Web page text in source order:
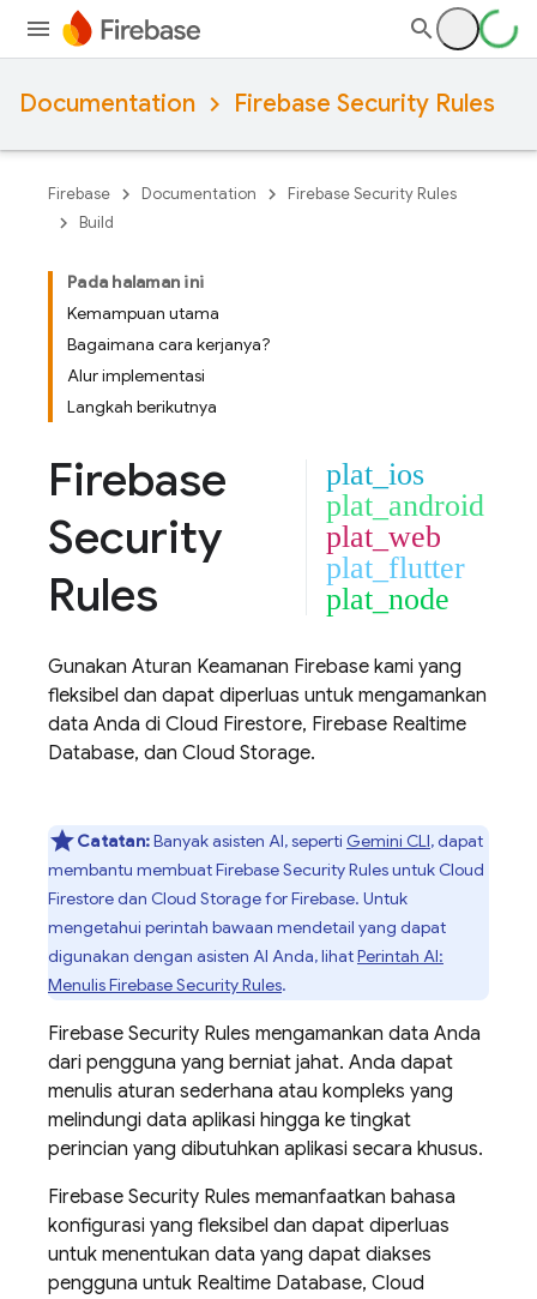
Documentation Firebase Security Rules
Firebase Documentation
Firebase Security Rules
Build
Pada halaman ini
Kemampuan utama
Bagaimana cara kerjanya?
Alur implementasi
Langkah berikutnya
Firebase
Security
Rules
plat_ios
plat_android
plat_web
plat_flutter
plat_node
Gunakan Aturan Keamanan Firebase kami yang
fleksibel dan dapat diperluas untuk mengamankan
data Anda di Cloud Firestore, Firebase Realtime
Database, dan Cloud Storage.
Catatan:Banyak asisten AI, seperti Gemini CLI, dapat
membantu membuatFirebase Security Rulesuntuk Cloud
Firestoredan Cloud Storage for Firebase. Untuk
mengetahui perintah bawaan mendetail yang dapat
digunakan dengan asisten AI Anda, lihatPerintah AI:
MenulisFirebase Security Rules.
Firebase Security Rules mengamankan data Anda
dari pengguna yang berniat jahat. Anda dapat
menulis aturan sederhana atau kompleks yang
melindungi data aplikasi hingga ke tingkat
perincian yang dibutuhkan aplikasi secara khusus.
Firebase Security Rules memanfaatkan bahasa
konfigurasi yang fleksibel dan dapat diperluas
untuk menentukan data yang dapat diakses
pengguna untuk Realtime Database, Cloud